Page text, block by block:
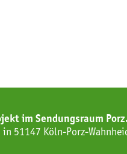
im Sendungsraum
51147 Köln-Porz-